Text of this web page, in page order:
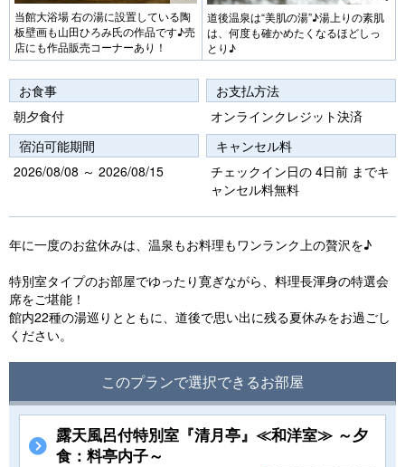
当館大浴場 右の湯に設置している陶
板壁画も山田ひろみ氏の作品です♪売
店にも作品販売コーナーあり！
道後温泉は“美肌の湯”♪湯上りの素肌
は、何度も確かめたくなるほどしっ
とり♪
お食事
朝夕食付
お支払方法
オンラインクレジット決済
宿泊可能期間
2026/08/08 ～ 2026/08/15
キャンセル料
チェックイン日の 4日前 までキ
ャンセル料無料
年に一度のお盆休みは、温泉もお料理もワンランク上の贅沢を♪
特別室タイプのお部屋でゆったり寛ぎながら、料理長渾身の特選会
席をご堪能！
館内22種の湯巡りとともに、道後で思い出に残る夏休みをお過ごし
ください。
このプランで選択できるお部屋
露天風呂付特別室『清月亭』≪和洋室≫ ～夕
食：料亭内子～